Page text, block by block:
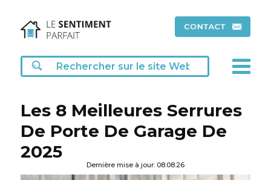
Les 8 Meilleures Serrures
De Porte De Garage De
2025
Dernière mise à jour: 08.08.26